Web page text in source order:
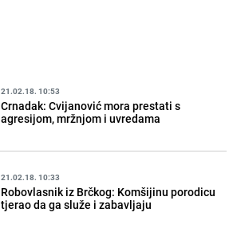
21.02.18. 10:53
Crnadak: Cvijanović mora prestati s
agresijom, mržnjom i uvredama
21.02.18. 10:33
Robovlasnik iz Brčkog: Komšijinu porodicu
tjerao da ga služe i zabavljaju